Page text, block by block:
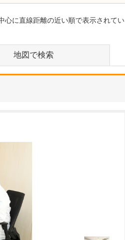
心に直線距離の近い順で表示されてい
地図で検索
クリニック
翔 院長
の診療内容を教えてください。
小児科・整形外科
、お子さんからご